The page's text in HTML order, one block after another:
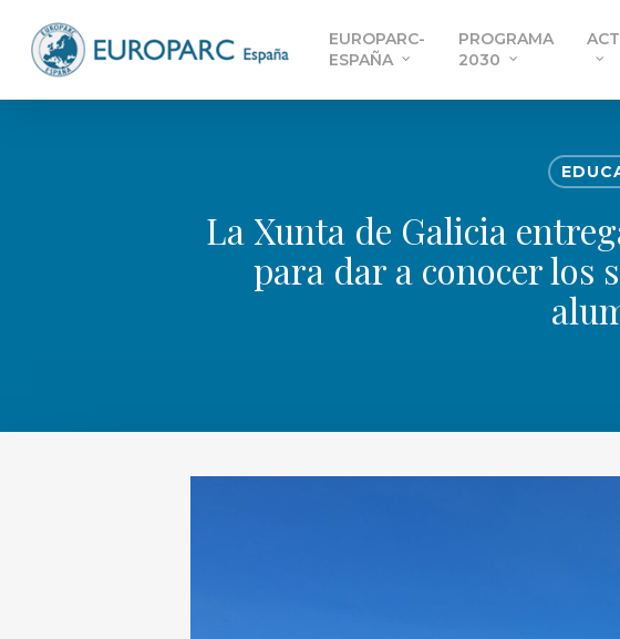
content
EUROPARC-
ESPAÑA
PROGRAMA
2030
La Xunta de Galicia
para dar a conocer los